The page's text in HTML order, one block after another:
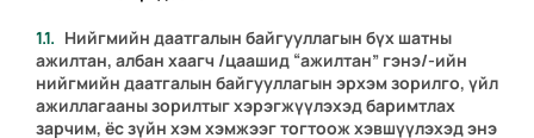
Нийгмийн даатгалын байгууллагын бүх шатны
ажилтан, албан хаагч /цаашид “ажилтан” гэнэ/-ийн
нийгмийн даатгалын байгууллагын эрхэм зорилго, үйл
ажиллагааны зорилтыг хэрэгжүүлэхэд баримтлах
зарчим, ёс зүйн хэм хэмжээг тогтоож хэвшүүлэхэд энэ